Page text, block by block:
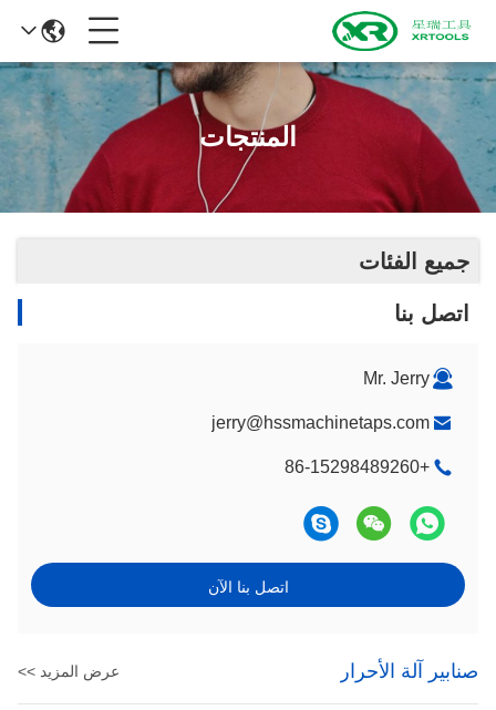
المنتجات
جميع الفئات
اتصل بنا
Mr. Jerry
jerry@hssmachinetaps.com
+86-15298489260
اتصل بنا الآن
صنابير آلة الأحرار عرض المزيد >>